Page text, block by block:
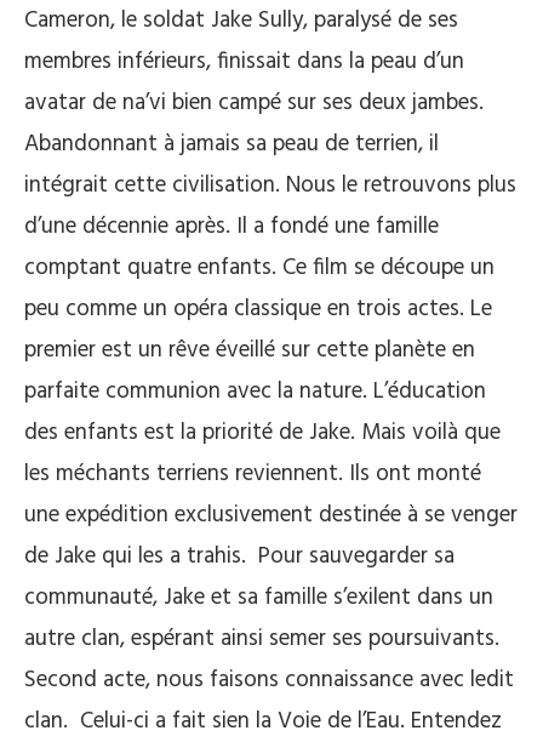
Cameron, le soldat Jake Sully, paralysé de ses
membres inférieurs, finissait dans la peau d’un
avatar de na’vi bien campé sur ses deux jambes.
Abandonnant à jamais sa peau de terrien, il
intégrait cette civilisation. Nous le retrouvons plus
d’une décennie après. Il a fondé une famille
comptant quatre enfants. Ce film se découpe un
peu comme un opéra classique en trois actes. Le
premier est un rêve éveillé sur cette planète en
parfaite communion avec la nature. L’éducation
des enfants est la priorité de Jake. Mais voilà que
les méchants terriens reviennent. Ils ont monté
une expédition exclusivement destinée à se venger
de Jake qui les a trahis. Pour sauvegarder sa
communauté, Jake et sa famille s’exilent dans un
autre clan, espérant ainsi semer ses poursuivants.
Second acte, nous faisons connaissance avec ledit
clan. Celui-ci a fait sien la Voie de l’Eau. Entendez